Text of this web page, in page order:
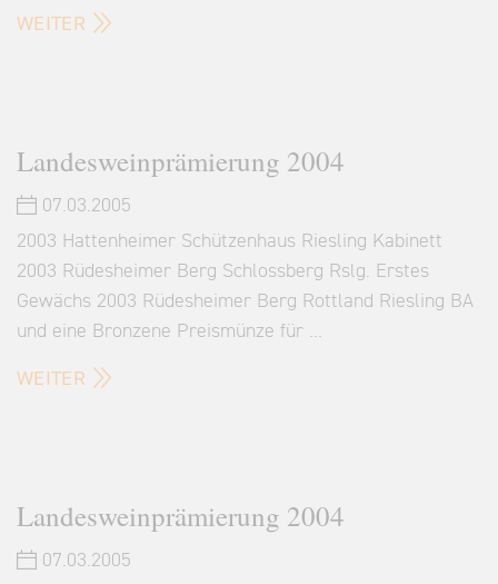
WEITER
Landesweinprämierung 2004
07.03.2005
2003 Hattenheimer Schützenhaus Riesling Kabinett
2003 Rüdesheimer Berg Schlossberg Rslg. Erstes
Gewächs 2003 Rüdesheimer Berg Rottland Riesling BA
und eine Bronzene Preismünze für …
WEITER
Landesweinprämierung 2004
07.03.2005